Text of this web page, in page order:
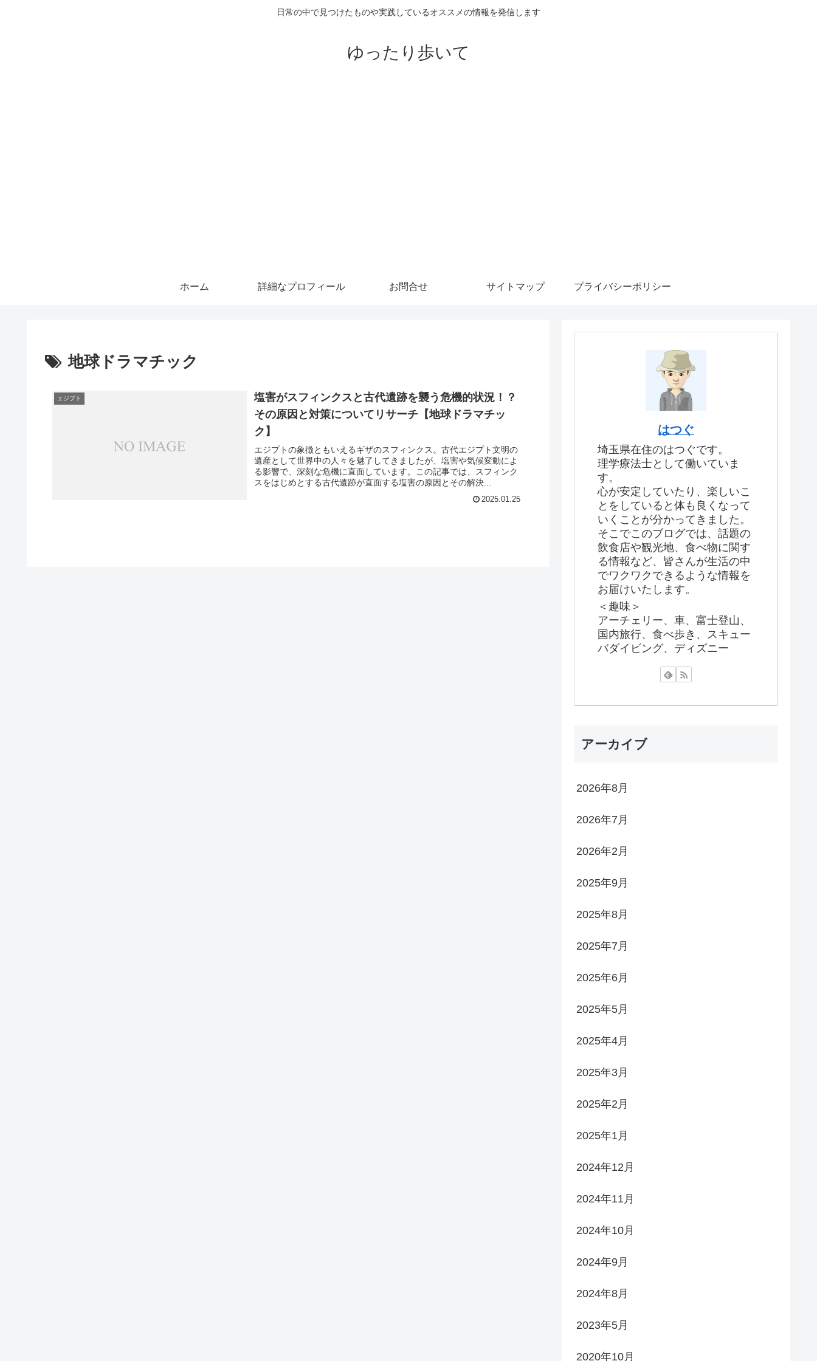
日常の中で見つけたものや実践しているオススメの情報を発信します
ゆったり歩いて
ホーム 詳細なプロフィール お問合せ サイトマップ プライバシーポリシー
地球ドラマチック
エジプト
塩害がスフィンクスと古代遺跡を襲う危機的状況！？
その原因と対策についてリサーチ【地球ドラマチッ
ク】
エジプトの象徴ともいえるギザのスフィンクス。古代エジプト文明の
遺産として世界中の人々を魅了してきましたが、塩害や気候変動によ
る影響で、深刻な危機に直面しています。この記事では、スフィンク
スをはじめとする古代遺跡が直面する塩害の原因とその解決...
2025.01.25
はつぐ
埼玉県在住のはつぐです。
理学療法士として働いていま
す。
心が安定していたり、楽しいこ
とをしていると体も良くなって
いくことが分かってきました。
そこでこのブログでは、話題の
飲食店や観光地、食べ物に関す
る情報など、皆さんが生活の中
でワクワクできるような情報を
お届けいたします。
＜趣味＞
アーチェリー、車、富士登山、
国内旅行、食べ歩き、スキュー
バダイビング、ディズニー
アーカイブ
2026年8月
2026年7月
2026年2月
2025年9月
2025年8月
2025年7月
2025年6月
2025年5月
2025年4月
2025年3月
2025年2月
2025年1月
2024年12月
2024年11月
2024年10月
2024年9月
2024年8月
2023年5月
2020年10月